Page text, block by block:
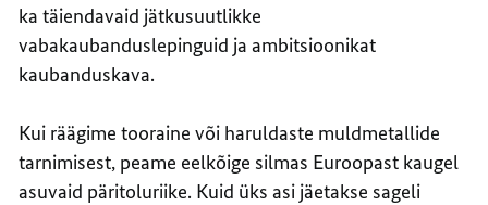
ka täiendavaid jätkusuutlikke
vabakaubanduslepinguid ja ambitsioonikat
kaubanduskava.
Kui räägime tooraine või haruldaste muldmetallide
tarnimisest, peame eelkõige silmas Euroopast kaugel
asuvaid päritoluriike. Kuid üks asi jäetakse sageli